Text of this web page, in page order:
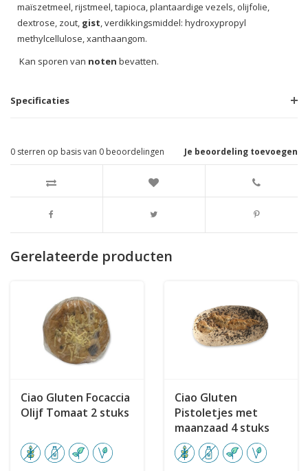
maïszetmeel, rijstmeel, tapioca, plantaardige vezels, olijfolie,
dextrose, zout, gist, verdikkingsmiddel: hydroxypropyl
methylcellulose, xanthaangom.
Kan sporen van noten bevatten.
Specificaties
Je beoordeling toevoegen
0 sterren op basis van 0 beoordelingen
Gerelateerde producten
Ciao Gluten Focaccia
Olijf Tomaat 2 stuks
Ciao Gluten
Pistoletjes met
maanzaad 4 stuks